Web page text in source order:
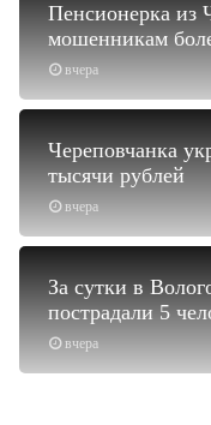
вчера
Пенсионерка из
мошенникам
вчера
Череповчанка
тысячи рублей
вчера
За сутки в
пострадали 5